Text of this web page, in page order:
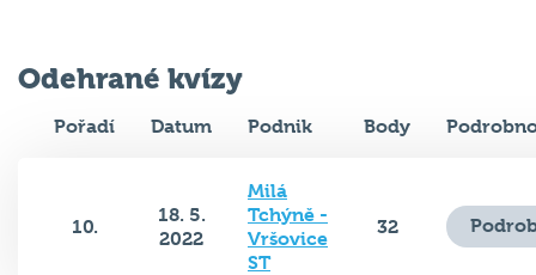
Odehrané kvízy
Pořadí Datum Podnik Body
10.
18. 5.
2022
Milá
Tchýně -
Vršovice
ST
32